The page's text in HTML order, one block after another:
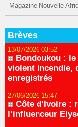
Magazine Nouvelle
Brèves
13/07/2026 03:52
Bondoukou : le
violent incendie,
enregistrés
27/06/2026 15:47
Côte d’Ivoire :
l’influenceur